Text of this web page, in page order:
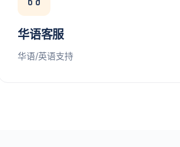
华语客服
华语/英语支持